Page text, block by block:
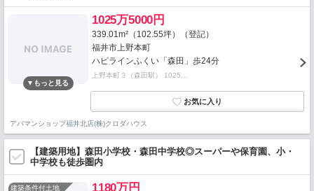
1025万5000円
339.01m²（102.55坪）（登記）
福井市上野本町
ハピラインふくい「森田」歩24分
上野本町３（森田駅） 1025…
アパマンショップ福井北店(株)クロダハウス
【建築用地】森田小学校・森田中学校◎スーパーや保育園、小・
中学校も徒歩圏内
建築条件付土地 1180万円